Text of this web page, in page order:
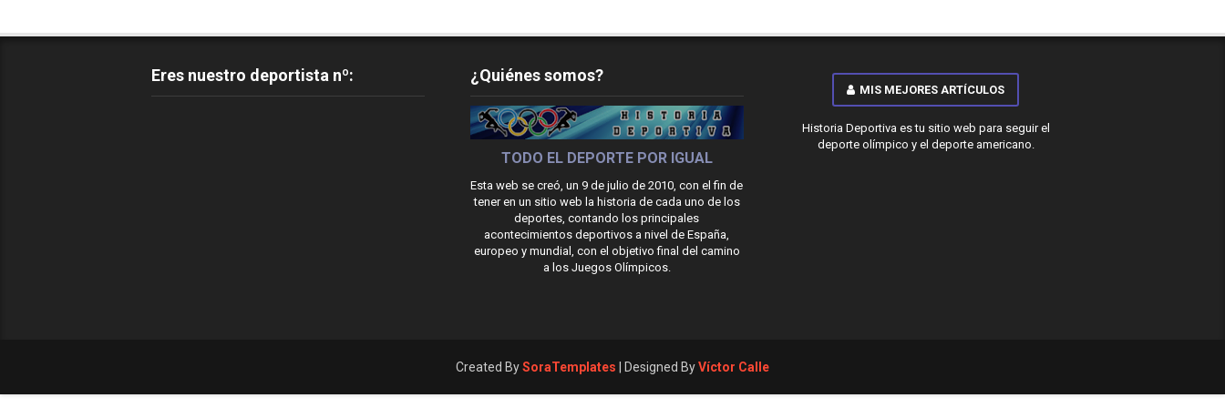
Eres nuestro deportista nº: ¿Quiénes somos?
TODO EL DEPORTE POR IGUAL
Esta web se creó, un 9 de julio de 2010, con el fin de
tener en un sitio web la historia de cada uno de los
deportes, contando los principales
acontecimientos deportivos a nivel de España,
europeo y mundial, con el objetivo final del camino
a los Juegos Olímpicos.
MIS MEJORES ARTÍCULOS
Historia Deportiva es tu sitio web para seguir el
deporte olímpico y el deporte americano.
Created BySoraTemplates | Designed ByVíctor Calle